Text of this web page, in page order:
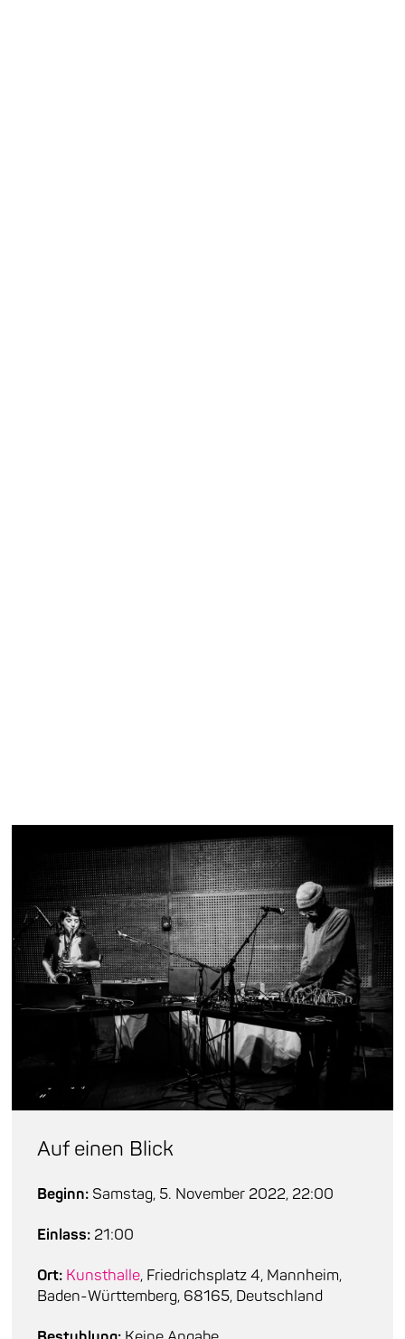
Auf einen Blick
Beginn: Samstag, 5. November 2022, 22:00
Einlass: 21:00
Ort: Kunsthalle, Friedrichsplatz 4, Mannheim,
Baden-Württemberg, 68165, Deutschland